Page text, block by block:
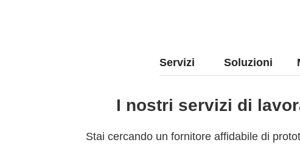
Servizi Soluzioni
I nostri servizi di
Stai cercando un fornitore affidabile di